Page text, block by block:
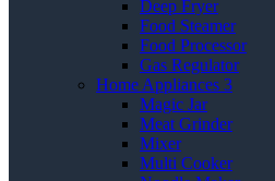
Deep Fryer
Food Steamer
Food Processor
Gas Regulator
Home Appliances 3
Magic Jar
Meat Grinder
Mixer
Multi Cooker